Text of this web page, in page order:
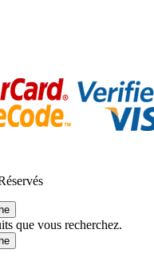
que vous recherchez.